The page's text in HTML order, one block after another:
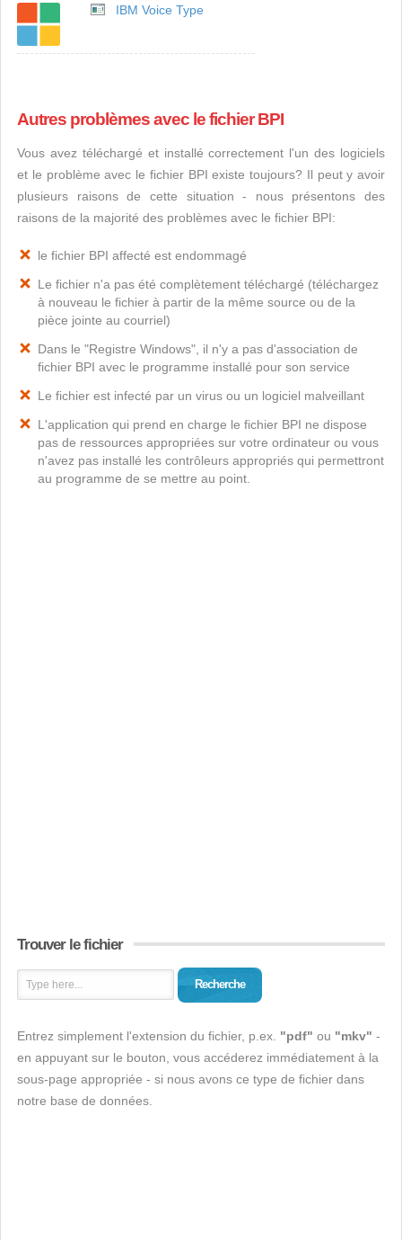
IBM Voice Type
Autres problèmes avec le fichier BPI
Vous avez téléchargé et installé correctement l'un des logiciels
et le problème avec le fichier BPI existe toujours? Il peut y avoir
plusieurs raisons de cette situation - nous présentons des
raisons de la majorité des problèmes avec le fichier BPI:
le fichier BPI affecté est endommagé
Le fichier n'a pas été complètement téléchargé (téléchargez
à nouveau le fichier à partir de la même source ou de la
pièce jointe au courriel)
Dans le "Registre Windows", il n'y a pas d'association de
fichier BPI avec le programme installé pour son service
Le fichier est infecté par un virus ou un logiciel malveillant
L'application qui prend en charge le fichier BPI ne dispose
pas de ressources appropriées sur votre ordinateur ou vous
n'avez pas installé les contrôleurs appropriés qui permettront
au programme de se mettre au point.
Trouver le fichier
Recherche
Entrez simplement l'extension du fichier, p.ex. "pdf" ou "mkv" -
en appuyant sur le bouton, vous accéderez immédiatement à la
sous-page appropriée - si nous avons ce type de fichier dans
notre base de données.